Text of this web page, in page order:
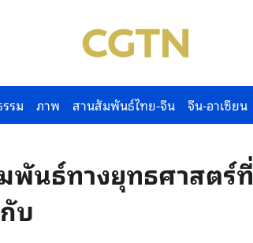
รม ภาพ สานสัมพันธ์ไทย-จีน จีน-อาเซียน
พันธ์ทางยุทธศาสตร์ที่
บ